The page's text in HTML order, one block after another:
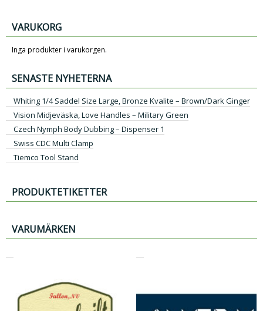
VARUKORG
Inga produkter i varukorgen.
SENASTE NYHETERNA
Whiting 1/4 Saddel Size Large, Bronze Kvalite – Brown/Dark Ginger
Vision Midjeväska, Love Handles – Military Green
Czech Nymph Body Dubbing – Dispenser 1
Swiss CDC Multi Clamp
Tiemco Tool Stand
PRODUKTETIKETTER
VARUMÄRKEN